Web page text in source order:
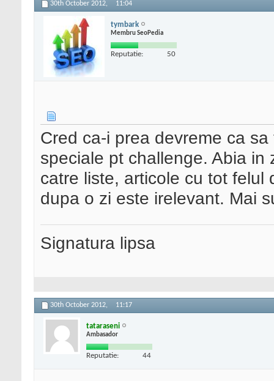
30th October 2012, 11:04
tymbark
Membru SeoPedia
Reputatie: 50
Cred ca-i prea devreme ca
speciale pt challenge. Abia in
catre liste, articole cu tot felul
dupa o zi este irelevant. Mai
Signatura lipsa
30th October 2012, 11:17
tataraseni
Ambasador
Reputatie: 44